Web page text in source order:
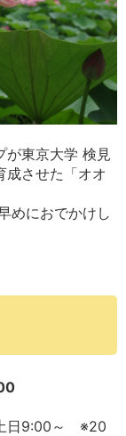
が東京大学 検見
成させた「オオ
めにおでかけし
土日9:00～ ※20